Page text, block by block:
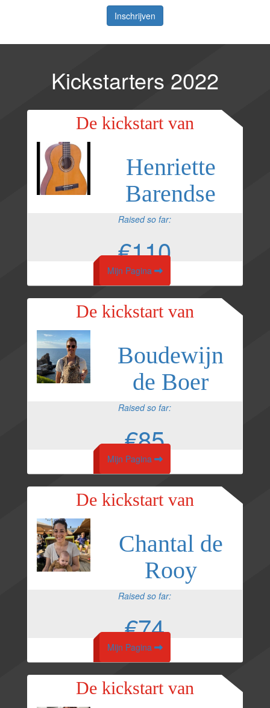
Inschrijven
Kickstarters 2022
De kickstart van
Henriette
Barendse
Raised so far:
€110
Mijn Pagina
De kickstart van
Boudewijn
de Boer
Raised so far:
€85
Mijn Pagina
De kickstart van
Chantal de
Rooy
Raised so far:
€74
Mijn Pagina
De kickstart van